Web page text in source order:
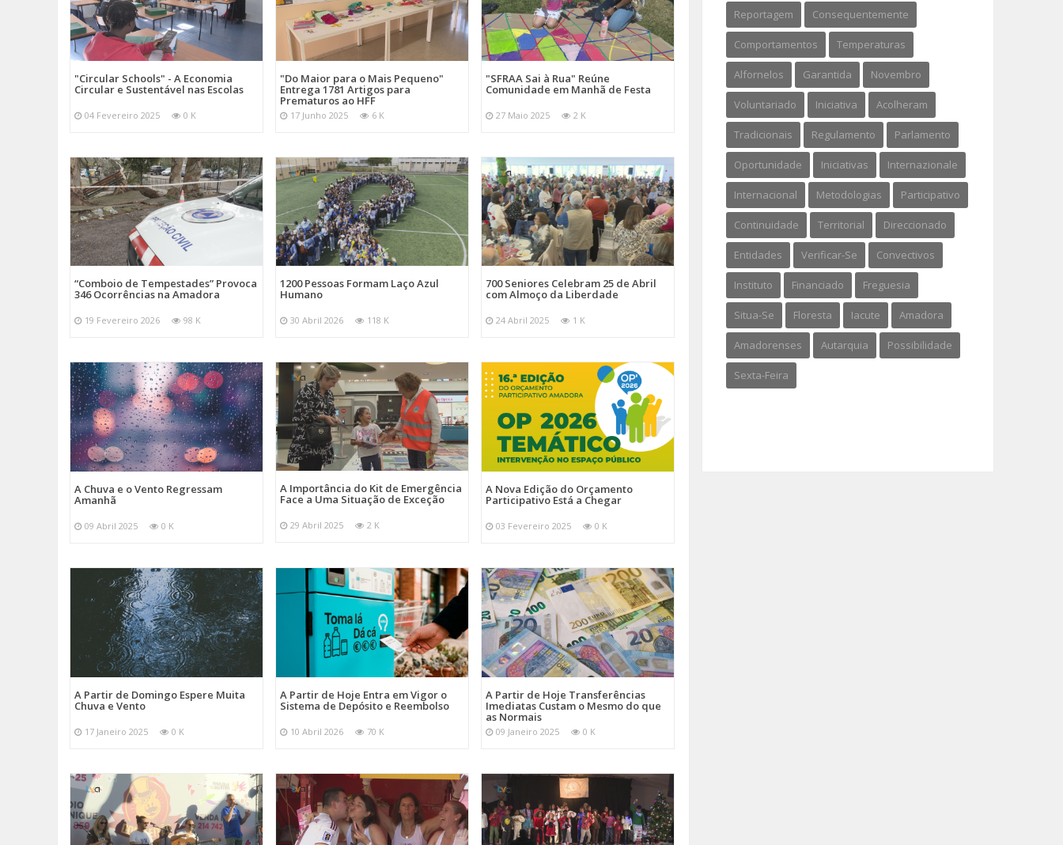
"Circular Schools" - A Economia
Circular e Sustentável nas Escolas
04 Fevereiro 2025 0 K
"Do Maior para o Mais Pequeno"
Entrega 1781 Artigos para
Prematuros ao HFF
17 Junho 2025 6 K
"SFRAA Sai à Rua" Reúne
Comunidade em Manhã de Festa
27 Maio 2025 2 K
“Comboio de Tempestades” Provoca
346 Ocorrências na Amadora
19 Fevereiro 2026 98 K
1200 Pessoas Formam Laço Azul
Humano
30 Abril 2026 118 K
700 Seniores Celebram 25 de Abril
com Almoço da Liberdade
24 Abril 2025 1 K
A Chuva e o Vento Regressam
Amanhã
09 Abril 2025 0 K
A Importância do Kit de Emergência
Face a Uma Situação de Exceção
29 Abril 2025 2 K
A Nova Edição do Orçamento
Participativo Está a Chegar
03 Fevereiro 2025 0 K
A Partir de Domingo Espere Muita
Chuva e Vento
17 Janeiro 2025 0 K
A Partir de Hoje Entra em Vigor o
Sistema de Depósito e Reembolso
10 Abril 2026 70 K
A Partir de Hoje Transferências
Imediatas Custam o Mesmo do que
as Normais
09 Janeiro 2025 0 K
Reportagem Consequentemente
Comportamentos Temperaturas
Alfornelos Garantida Novembro
Voluntariado Iniciativa Acolheram
Tradicionais Regulamento Parlamento
Oportunidade Iniciativas Internazionale
Internacional Metodologias Participativo
Continuidade Territorial Direccionado
Entidades Verificar-Se Convectivos
Instituto Financiado Freguesia
Situa-Se Floresta Iacute Amadora
Amadorenses Autarquia Possibilidade
Sexta-Feira